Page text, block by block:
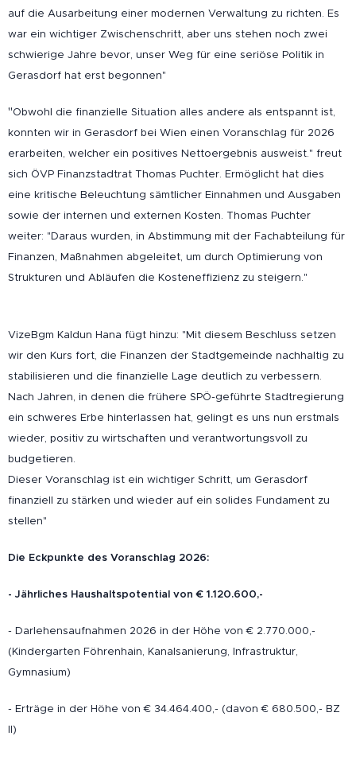
auf die Ausarbeitung einer modernen Verwaltung zu richten. Es
war ein wichtiger Zwischenschritt, aber uns stehen noch zwei
schwierige Jahre bevor, unser Weg für eine seriöse Politik in
Gerasdorf hat erst begonnen"
"Obwohl die finanzielle Situation alles andere als entspannt ist,
konnten wir in Gerasdorf bei Wien einen Voranschlag für 2026
erarbeiten, welcher ein positives Nettoergebnis ausweist." freut
sich ÖVP Finanzstadtrat Thomas Puchter. Ermöglicht hat dies
eine kritische Beleuchtung sämtlicher Einnahmen und Ausgaben
sowie der internen und externen Kosten. Thomas Puchter
weiter: "Daraus wurden, in Abstimmung mit der Fachabteilung für
Finanzen, Maßnahmen abgeleitet, um durch Optimierung von
Strukturen und Abläufen die Kosteneffizienz zu steigern."
VizeBgm Kaldun Hana fügt hinzu: "Mit diesem Beschluss setzen
wir den Kurs fort, die Finanzen der Stadtgemeinde nachhaltig zu
stabilisieren und die finanzielle Lage deutlich zu verbessern.
Nach Jahren, in denen die frühere SPÖ-geführte Stadtregierung
ein schweres Erbe hinterlassen hat, gelingt es uns nun erstmals
wieder, positiv zu wirtschaften und verantwortungsvoll zu
budgetieren.
Dieser Voranschlag ist ein wichtiger Schritt, um Gerasdorf
finanziell zu stärken und wieder auf ein solides Fundament zu
stellen"
Die Eckpunkte des Voranschlag 2026:
- Jährliches Haushaltspotential von € 1.120.600,-
- Darlehensaufnahmen 2026 in der Höhe von € 2.770.000,-
(Kindergarten Föhrenhain, Kanalsanierung, Infrastruktur,
Gymnasium)
- Erträge in der Höhe von € 34.464.400,- (davon € 680.500,- BZ
II)